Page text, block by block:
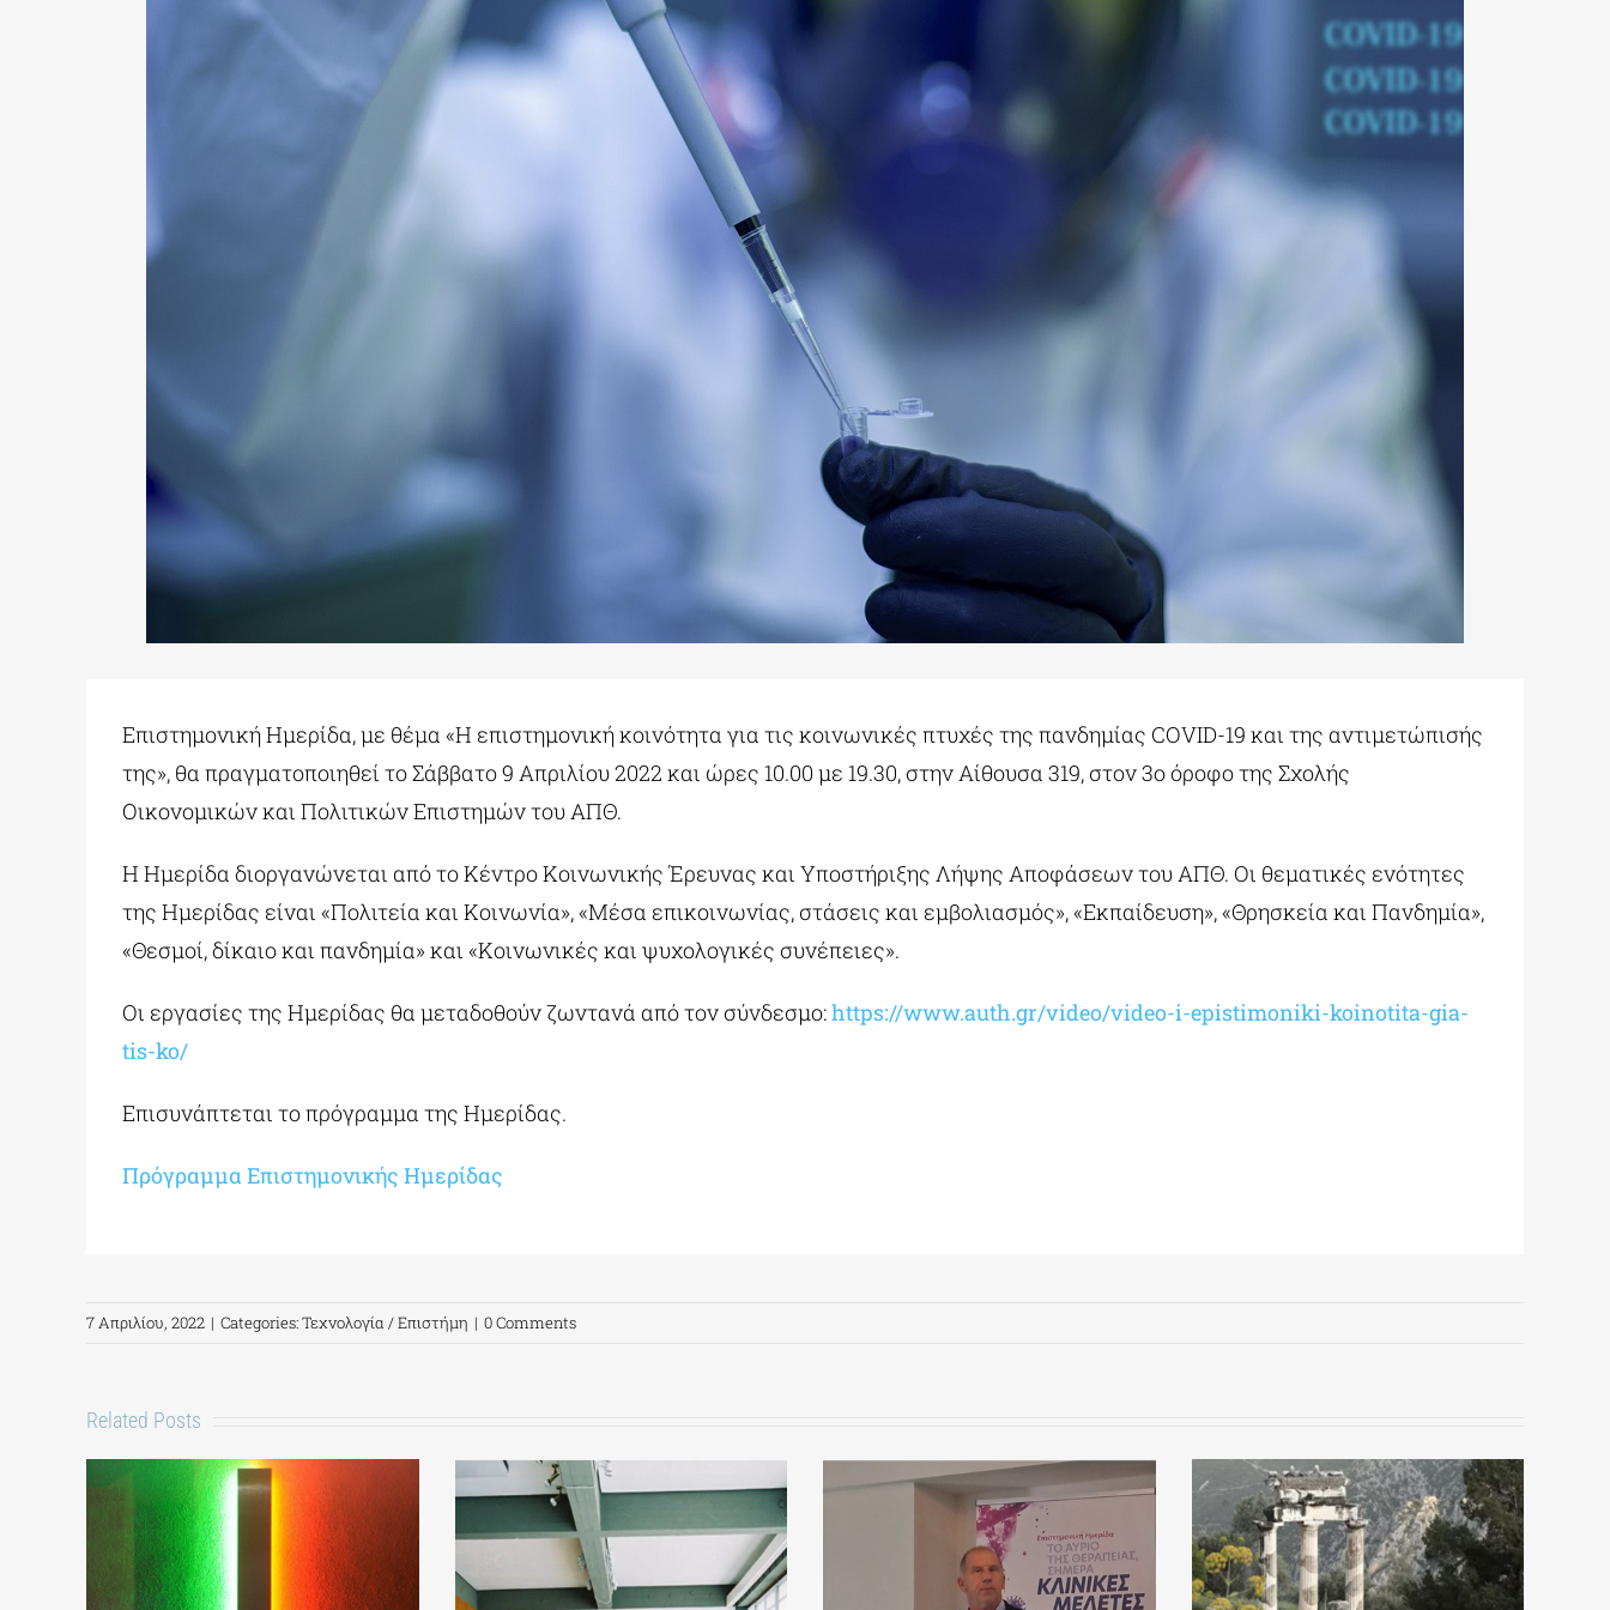
Επιστημονική Ημερίδα, με θέμα «Η επιστημονική κοινότητα για τις κοινωνικές πτυχές της πανδημίας COVID-19 και της αντιμετώπισής
της», θα πραγματοποιηθεί το Σάββατο 9 Απριλίου 2022 και ώρες 10.00 με 19.30, στην Αίθουσα 319, στον 3ο όροφο της Σχολής
Οικονομικών και Πολιτικών Επιστημών του ΑΠΘ.
Η Ημερίδα διοργανώνεται από το Κέντρο Κοινωνικής Έρευνας και Υποστήριξης Λήψης Αποφάσεων του ΑΠΘ. Οι θεματικές ενότητες
της Ημερίδας είναι «Πολιτεία και Κοινωνία», «Μέσα επικοινωνίας, στάσεις και εμβολιασμός», «Εκπαίδευση», «Θρησκεία και Πανδημία»,
«Θεσμοί, δίκαιο και πανδημία» και «Κοινωνικές και ψυχολογικές συνέπειες».
Οι εργασίες της Ημερίδας θα μεταδοθούν ζωντανά από τον σύνδεσμο:https://www.auth.gr/video/video-i-epistimoniki-koinotita-gia-
tis-ko/
Επισυνάπτεται το πρόγραμμα της Ημερίδας.
Πρόγραμμα Επιστημονικής Ημερίδας
7 Απριλίου, 2022 | Categories:Τεχνολογία / Επιστήμη | 0 Comments
Related Posts